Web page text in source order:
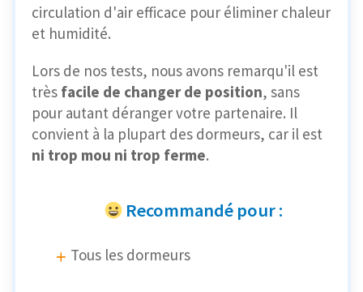
circulation d'air efficace pour éliminer chaleur
et humidité.
Lors de nos tests, nous avons remarqu'il est
très facile de changer de position, sans
pour autant déranger votre partenaire. Il
convient à la plupart des dormeurs, car il est
ni trop mou ni trop ferme.
Recommandé pour :
Tous les dormeurs